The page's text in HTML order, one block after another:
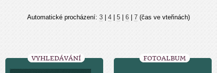
Automatické procházení: 3 4 5 6 7 (čas ve vteřinách)
VYHLEDÁVÁNÍ FOTOALBUM